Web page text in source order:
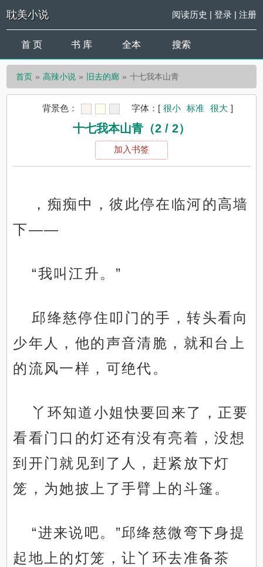
耽美小说 阅读历史 | 登录| 注册
首 页 书 库 全本 搜索
首页 高辣小说 旧去的廊 十七我本山青
背景色： 字体： [ 很小 标准 很大 ]
十七我本山青（2 / 2）
加入书签
，痴痴中，彼此停在临河的高墙
下——
“我叫江升。”
邱绛慈停住叩门的手，转头看向
少年人，他的声音清脆，就和台上
的流风一样，可绝代。
丫环知道小姐快要回来了，正要
看看门口的灯还有没有亮着，没想
到开门就见到了人，赶紧放下灯
笼，为她披上了手臂上的斗篷。
“进来说吧。”邱绛慈微弯下身提
起地上的灯笼，让丫环去准备茶